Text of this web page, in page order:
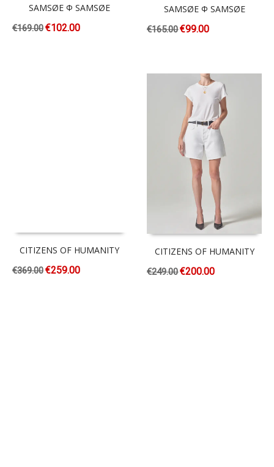
SAMSØE Φ SAMSØE
€169.00€102.00
SAMSØE Φ SAMSØE
€165.00€99.00
CITIZENS OF HUMANITY
€369.00€259.00
CITIZENS OF HUMANITY
€249.00€200.00